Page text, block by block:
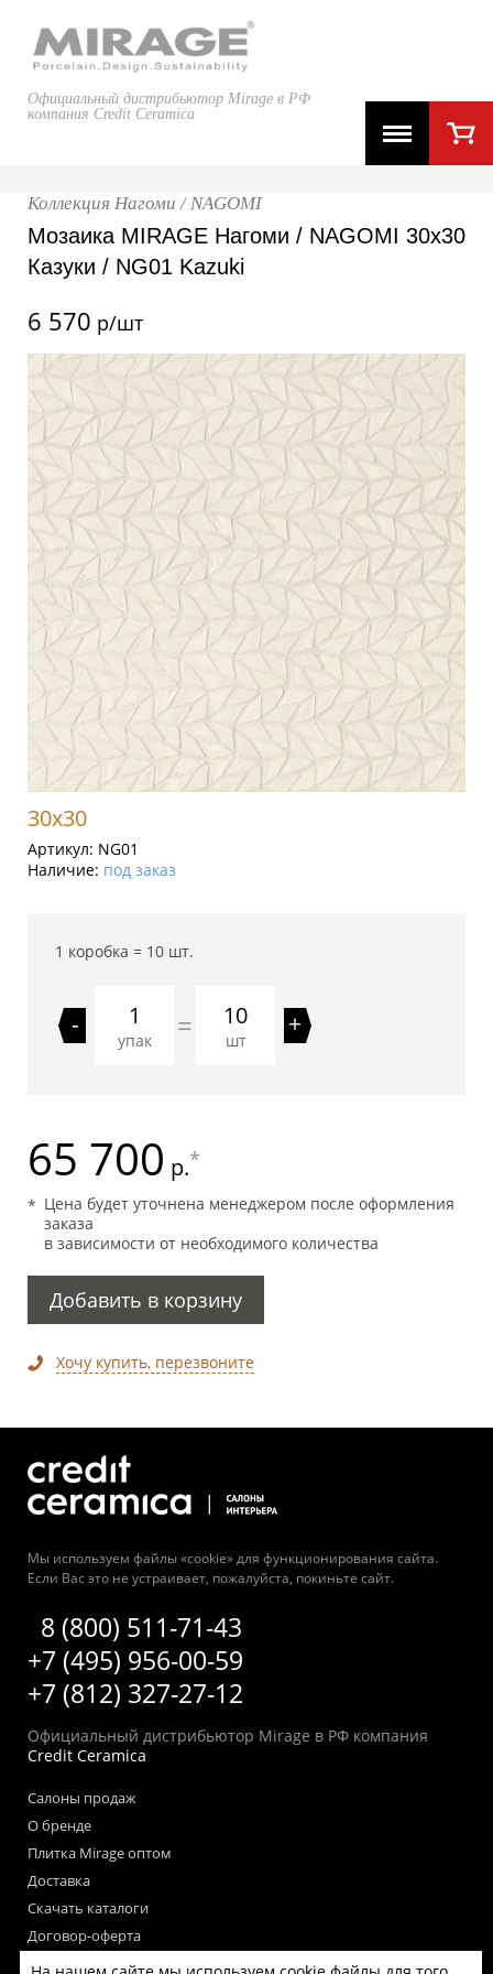
Официальный дистрибьютор Mirage в РФ
компания Credit Ceramica
Коллекция Нагоми / NAGOMI
Мозаика MIRAGE Нагоми / NAGOMI 30x30
Казуки / NG01 Kazuki
6 570 р/шт
30x30
Артикул: NG01
Наличие: под заказ
1 коробка = 10 шт.
-
упак = 10
шт
+
65 700 р.*
Цена будет уточнена менеджером после оформления
заказа
в зависимости от необходимого количества
Добавить в корзину
Хочу купить, перезвоните
Мы используем файлы «cookie» для функционирования сайта.
Если Вас это не устраивает, пожалуйста, покиньте сайт.
8 (800) 511-71-43
+7 (495) 956-00-59
+7 (812) 327-27-12
Официальный дистрибьютор Mirage в РФ компания
Credit Ceramica
Салоны продаж
О бренде
Плитка Mirage оптом
Доставка
Скачать каталоги
Договор-оферта
Пользовательское соглашение